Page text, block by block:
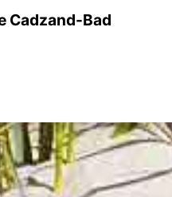
Cadzand-Bad